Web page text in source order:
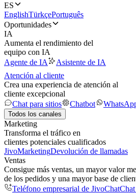
ES
EnglishTürkçePortuguês
Oportunidades
IA
Aumenta el rendimiento del
equipo con IA
Agente de IA
Asistente de IA
Atención al cliente
Crea una experiencia de atención al
cliente excepcional
Chat para sitios
Chatbot
Todos los canales
Marketing
Transforma el tráfico en
clientes potenciales cualificados
JivoMarketingDevolución de llamadas
Ventas
Consigue más ventas, un mayor valor
de los pedidos y una mayor base de
Teléfono empresarial de JivoChat